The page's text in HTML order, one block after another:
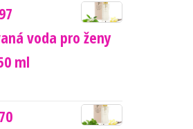
voda pro ženy
ml